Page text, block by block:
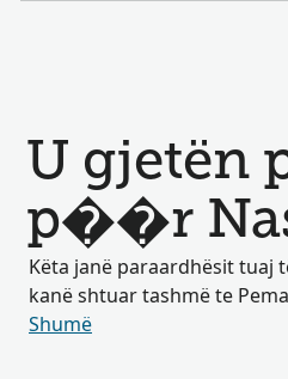
U gjetën
p��r
Këta janë paraardhësit tuaj
kanë shtuar tashmë te
Shumë